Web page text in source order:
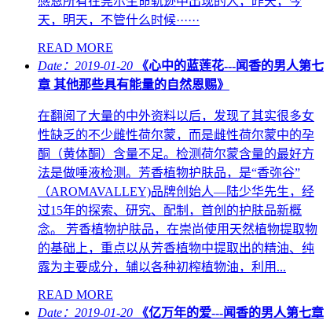
天，明天，不管什么时候······
READ MORE
Date：2019-01-20
《心中的蓝莲花---闻香的男人第七
章 其他那些具有能量的自然恩赐》
在翻阅了大量的中外资料以后，发现了其实很多女
性缺乏的不少雌性荷尔蒙，而是雌性荷尔蒙中的孕
酮（黄体酮）含量不足。检测荷尔蒙含量的最好方
法是做唾液检测。芳香植物护肤品，是“香弥谷”
（AROMAVALLEY)品牌创始人—陆少华先生，经
过15年的探索、研究、配制，首创的护肤品新概
念。 芳香植物护肤品，在崇尚使用天然植物提取物
的基础上，重点以从芳香植物中提取出的精油、纯
露为主要成分，辅以各种初榨植物油，利用...
READ MORE
Date：2019-01-20
《亿万年的爱---闻香的男人第七章